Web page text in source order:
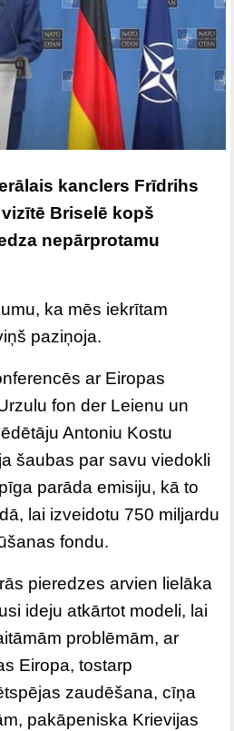
kanclers Frīdrihs
Briselē kopš
nepārprotamu
ka mēs iekrītam
paziņoja.
ar Eiropas
fon der Leienu un
Antoniu Kostu
šaubas par savu viedokli
parāda emisiju, kā to
lai izveidotu 750 miljardu
fondu.
pieredzes arvien lielāka
ideju atkārtot modeli, lai
problēmām, ar
Eiropa, tostarp
zaudēšana, cīņa
pakāpeniska Krievijas